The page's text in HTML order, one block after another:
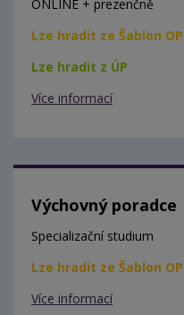
ONLINE + prezenčně
Lze hradit ze Šablon OP
Lze hradit z ÚP
Více informací
Výchovný poradce
Specializační studium
Lze hradit ze Šablon OP
Více informací